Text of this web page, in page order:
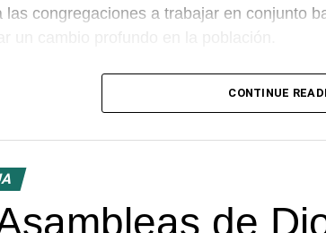
las congregaciones a trabajar en conjunto
concluyó con un llamado a la unidad
CONTINUE
de